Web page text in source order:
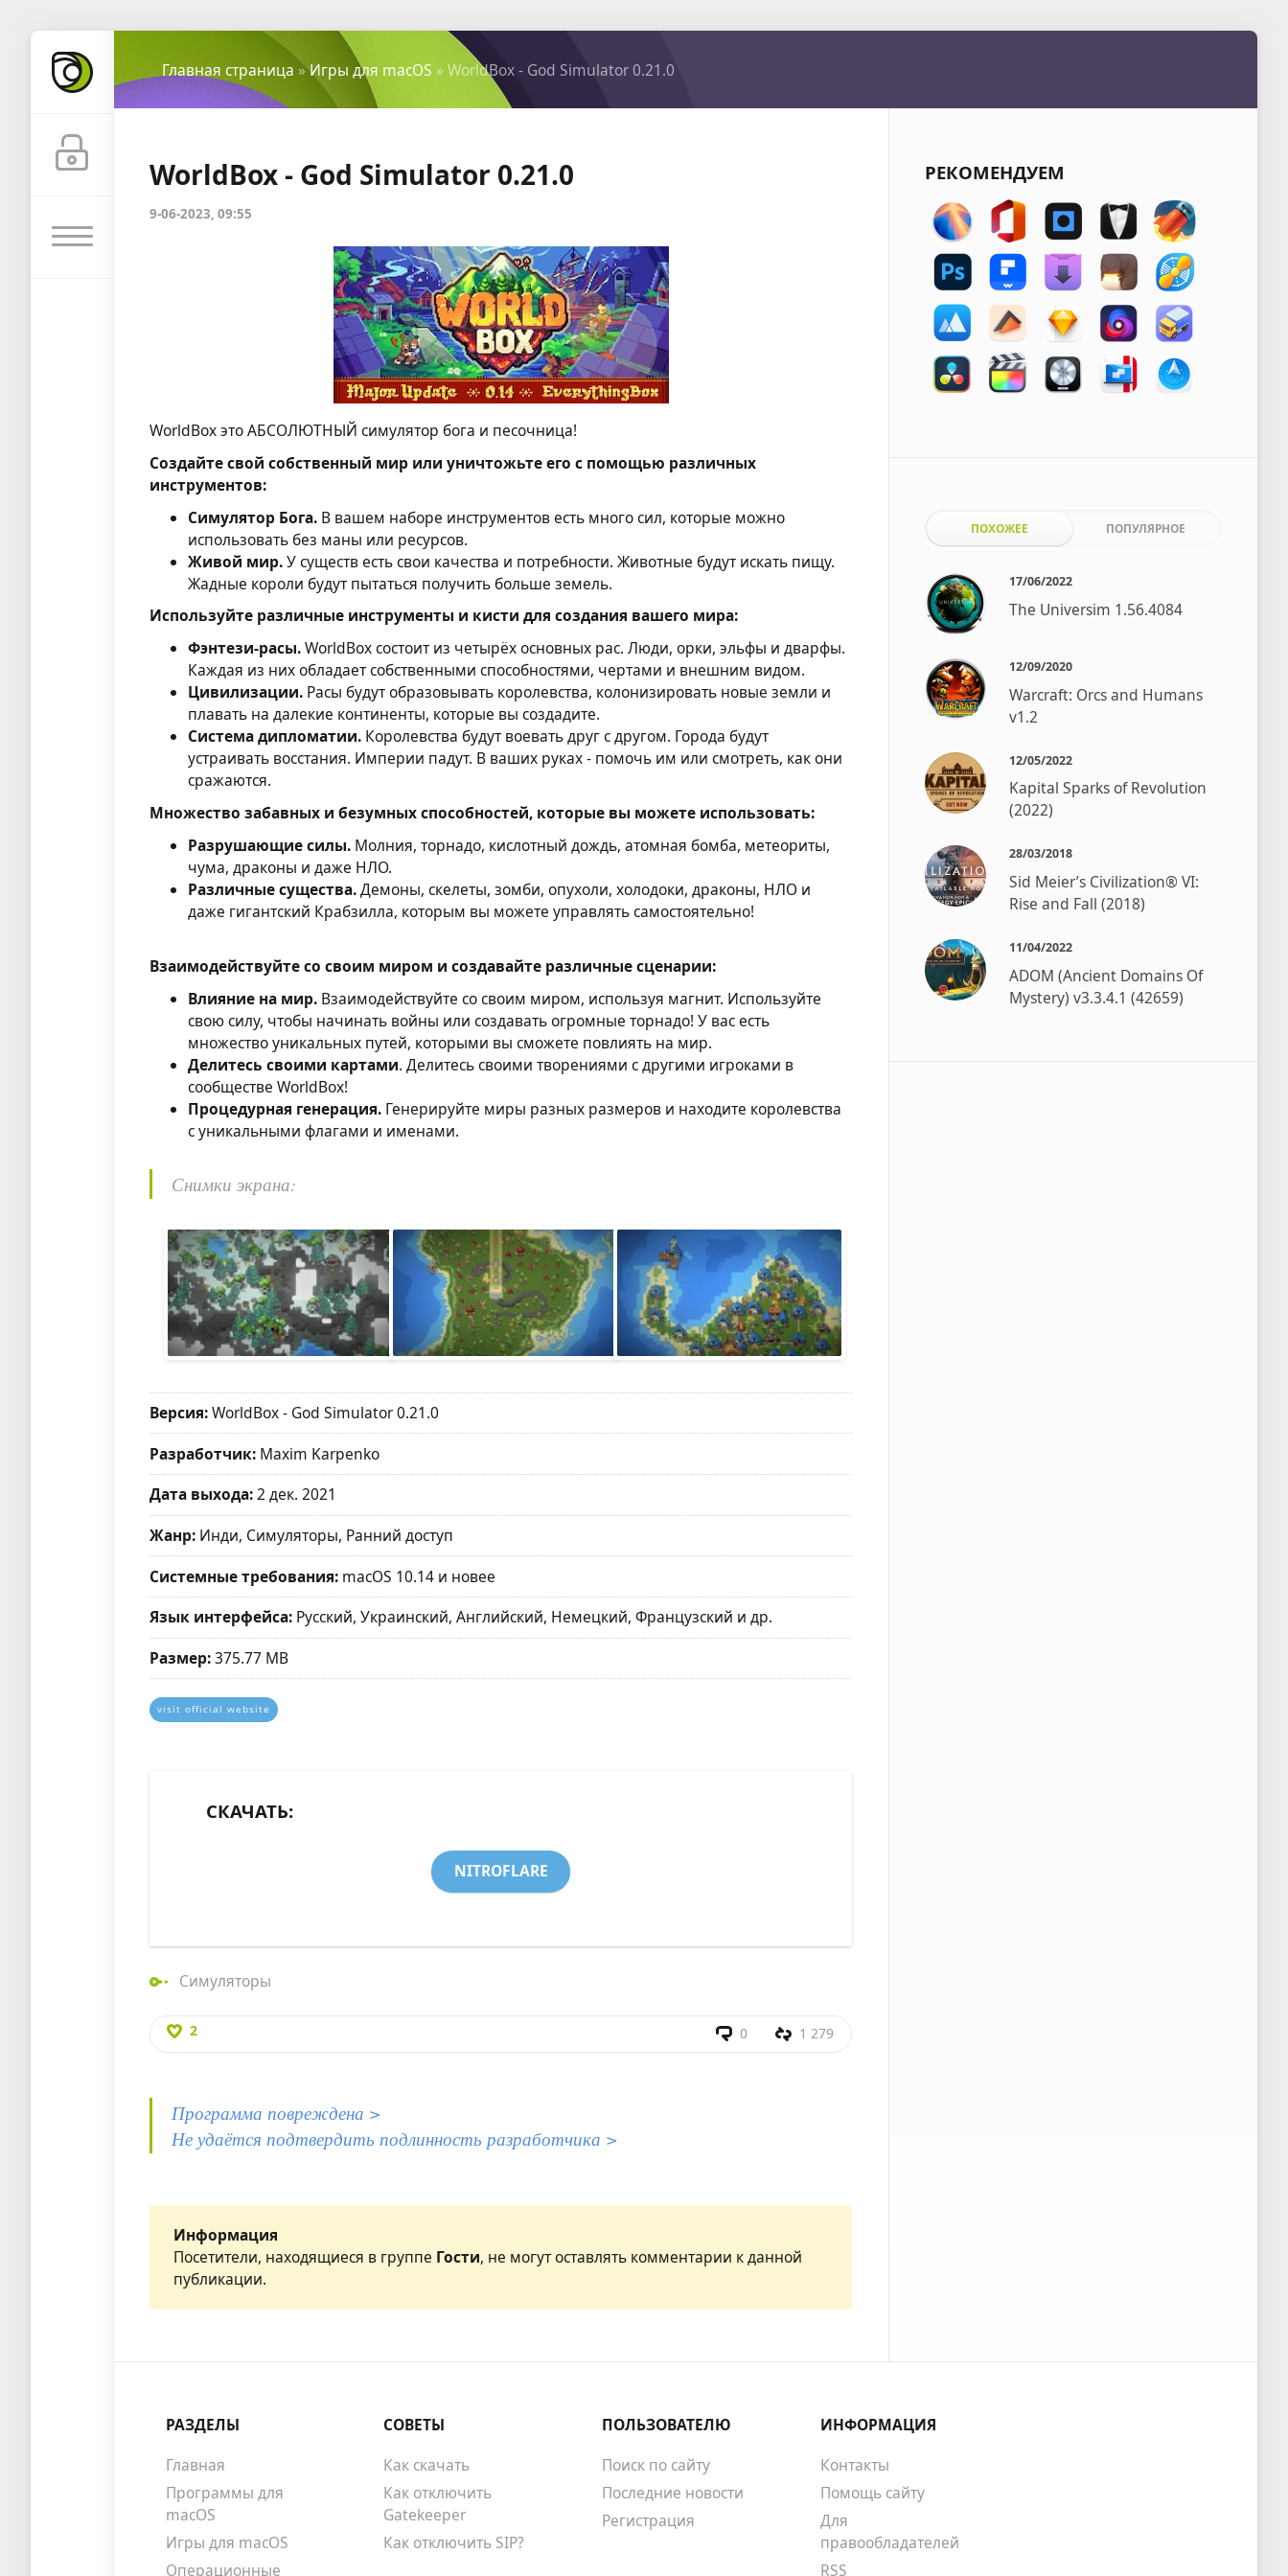
Главная страница »Игры для macOS » WorldBox - God Simulator 0.21.0
WorldBox - God Simulator 0.21.0
9-06-2023, 09:55
WorldBox это АБСОЛЮТНЫЙ симулятор бога и песочница!
Создайте свой собственный мир или уничтожьте его с помощью различных
инструментов:
Симулятор Бога. В вашем наборе инструментов есть много сил, которые можно
использовать без маны или ресурсов.
Живой мир.У существ есть свои качества и потребности. Животные будут искать пищу.
Жадные короли будут пытаться получить больше земель.
Используйте различные инструменты и кисти для создания вашего мира:
Фэнтези-расы.WorldBox состоит из четырёх основных рас. Люди, орки, эльфы и дварфы.
Каждая из них обладает собственными способностями, чертами и внешним видом.
Цивилизации. Расы будут образовывать королевства, колонизировать новые земли и
плавать на далекие континенты, которые вы создадите.
Система дипломатии. Королевства будут воевать друг с другом. Города будут
устраивать восстания. Империи падут. В ваших руках - помочь им или смотреть, как они
сражаются.
Множество забавных и безумных способностей, которые вы можете использовать:
Разрушающие силы. Молния, торнадо, кислотный дождь, атомная бомба, метеориты,
чума, драконы и даже НЛО.
Различные существа.Демоны, скелеты, зомби, опухоли, холодоки, драконы, НЛО и
даже гигантский Крабзилла, которым вы можете управлять самостоятельно!
Взаимодействуйте со своим миром и создавайте различные сценарии:
Влияние на мир. Взаимодействуйте со своим миром, используя магнит. Используйте
свою силу, чтобы начинать войны или создавать огромные торнадо! У вас есть
множество уникальных путей, которыми вы сможете повлиять на мир.
Делитесь своими картами. Делитесь своими творениями с другими игроками в
сообществе WorldBox!
Процедурная генерация. Генерируйте миры разных размеров и находите королевства
с уникальными флагами и именами.
Снимки экрана:
Версия:WorldBox - God Simulator 0.21.0
Разработчик: Maxim Karpenko
Дата выхода:2 дек. 2021
Жанр: Инди, Симуляторы, Ранний доступ
Системные требования: macOS 10.14 и новее
Язык интерфейса: Русский, Украинский, Английский, Немецкий, Французский и др.
Размер:375.77 MB
visit official website
СКАЧАТЬ:
NITROFLARE
Симуляторы
2 0 1 279
Программа повреждена >
Не удаётся подтвердить подлинность разработчика >
Информация
Посетители, находящиеся в группе Гости, не могут оставлять комментарии к данной
публикации.
РЕКОМЕНДУЕМ
ПОХОЖЕЕ ПОПУЛЯРНОЕ
17/06/2022
The Universim 1.56.4084
12/09/2020
Warcraft: Orcs and Humans
v1.2
12/05/2022
Kapital Sparks of Revolution
(2022)
28/03/2018
Sid Meier’s Civilization® VI:
Rise and Fall (2018)
11/04/2022
ADOM (Ancient Domains Of
Mystery) v3.3.4.1 (42659)
РАЗДЕЛЫ
Главная
Программы для
macOS
Игры для macOS
Операционные
СОВЕТЫ
Как скачать
Как отключить
Gatekeeper
Как отключить SIP?
ПОЛЬЗОВАТЕЛЮ
Поиск по сайту
Последние новости
Регистрация
ИНФОРМАЦИЯ
Контакты
Помощь сайту
Для
правообладателей
RSS